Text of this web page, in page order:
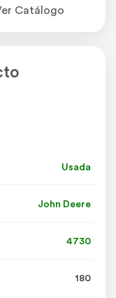
Catálogo
Usada
John Deere
4730
180